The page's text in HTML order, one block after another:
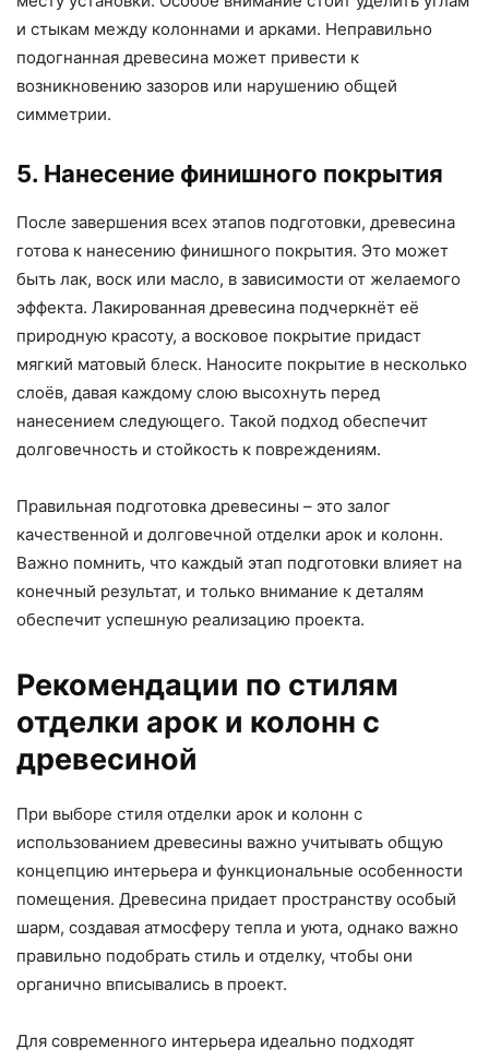
и стыкам между колоннами и арками. Неправильно
подогнанная древесина может привести к
возникновению зазоров или нарушению общей
симметрии.
5. Нанесение финишного покрытия
После завершения всех этапов подготовки, древесина
готова к нанесению финишного покрытия. Это может
быть лак, воск или масло, в зависимости от желаемого
эффекта. Лакированная древесина подчеркнёт её
природную красоту, а восковое покрытие придаст
мягкий матовый блеск. Наносите покрытие в несколько
слоёв, давая каждому слою высохнуть перед
нанесением следующего. Такой подход обеспечит
долговечность и стойкость к повреждениям.
Правильная подготовка древесины – это залог
качественной и долговечной отделки арок и колонн.
Важно помнить, что каждый этап подготовки влияет на
конечный результат, и только внимание к деталям
обеспечит успешную реализацию проекта.
Рекомендации по стилям
отделки арок и колонн с
древесиной
При выборе стиля отделки арок и колонн с
использованием древесины важно учитывать общую
концепцию интерьера и функциональные особенности
помещения. Древесина придает пространству особый
шарм, создавая атмосферу тепла и уюта, однако важно
правильно подобрать стиль и отделку, чтобы они
органично вписывались в проект.
Для современного интерьера идеально подходят